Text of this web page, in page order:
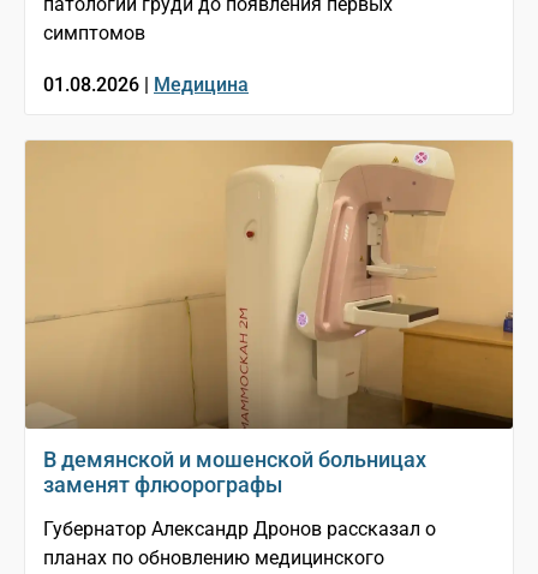
патологии груди до появления первых
симптомов
01.08.2026 | Медицина
В демянской и мошенской больницах
заменят флюорографы
Губернатор Александр Дронов рассказал о
планах по обновлению медицинского